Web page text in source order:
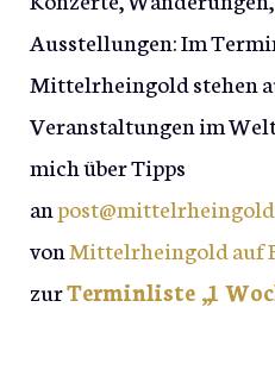
Ausstellungen: Im
Mittelrheingold stehen
Veranstaltungen im
mich über Tipps
an
von Mittelrheingold auf
zurTerminliste „1